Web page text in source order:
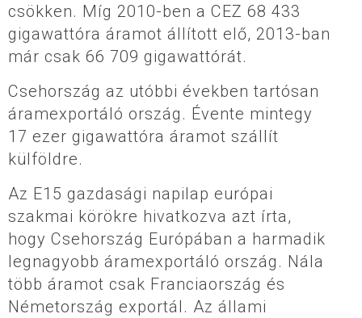
csökken. Míg 2010-ben a CEZ 68 433
gigawattóra áramot állított elő, 2013-ban
már csak 66 709 gigawattórát.
Csehország az utóbbi években tartósan
áramexportáló ország. Évente mintegy
17 ezer gigawattóra áramot szállít
külföldre.
Az E15 gazdasági napilap európai
szakmai körökre hivatkozva azt írta,
hogy Csehország Európában a harmadik
legnagyobb áramexportáló ország. Nála
több áramot csak Franciaország és
Németország exportál. Az állami